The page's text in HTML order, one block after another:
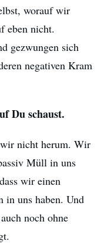
worauf wir
eben nicht.
gezwungen sich
negativen Kram
Du schaust.
nicht herum. Wir
Müll in uns
wir einen
in uns haben. Und
noch ohne